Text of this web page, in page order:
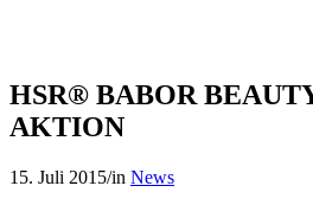
HSR® BABOR
AKTION
15. Juli 2015/in News